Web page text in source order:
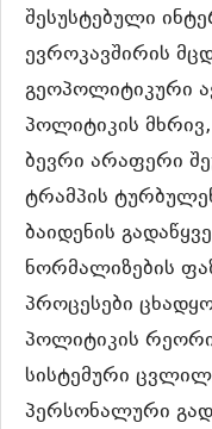
შესუსტებული
ევროკავშირის
გეოპოლიტიკური
პოლიტიკის
ბევრი არაფერი
ტრამპის
ბაიდენის
ნორმალიზების
პროცესები
პოლიტიკის
სისტემური
პერსონალური